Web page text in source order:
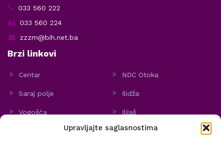
Upravljajte saglasnostima
033 560 222
033 560 224
zzzm@bih.net.ba
Brzi linkovi
Centar NDC Otoka
Saraj polje Ilidža
Vogošća Ilijaš
Stari Grad